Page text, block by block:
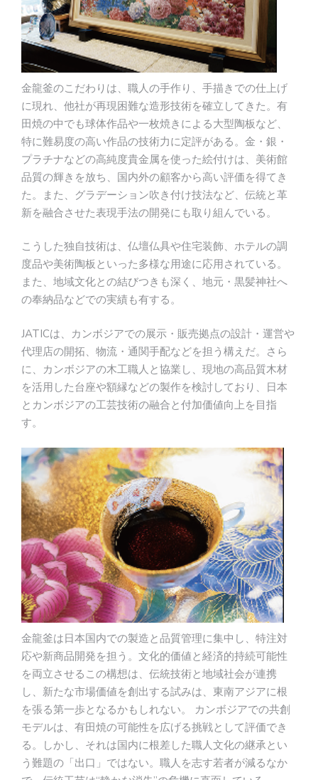
金龍釜のこだわりは、職人の手作り、手描きでの仕上げ
に現れ、他社が再現困難な造形技術を確立してきた。有
田焼の中でも球体作品や一枚焼きによる大型陶板など、
特に難易度の高い作品の技術力に定評がある。金・銀・
プラチナなどの高純度貴金属を使った絵付けは、美術館
品質の輝きを放ち、国内外の顧客から高い評価を得てき
た。また、グラデーション吹き付け技法など、伝統と革
新を融合させた表現手法の開発にも取り組んでいる。
こうした独自技術は、仏壇仏具や住宅装飾、ホテルの調
度品や美術陶板といった多様な用途に応用されている。
また、地域文化との結びつきも深く、地元・黒髪神社へ
の奉納品などでの実績も有する。
JATICは、カンボジアでの展示・販売拠点の設計・運営や
代理店の開拓、物流・通関手配などを担う構えだ。さら
に、カンボジアの木工職人と協業し、現地の高品質木材
を活用した台座や額縁などの製作を検討しており、日本
とカンボジアの工芸技術の融合と付加価値向上を目指
す。
金龍釜は日本国内での製造と品質管理に集中し、特注対
応や新商品開発を担う。文化的価値と経済的持続可能性
を両立させるこの構想は、伝統技術と地域社会が連携
し、新たな市場価値を創出する試みは、東南アジアに根
を張る第一歩となるかもしれない。 カンボジアでの共創
モデルは、有田焼の可能性を広げる挑戦として評価でき
る。しかし、それは国内に根差した職人文化の継承とい
う難題の「出口」ではない。職人を志す若者が減るなか